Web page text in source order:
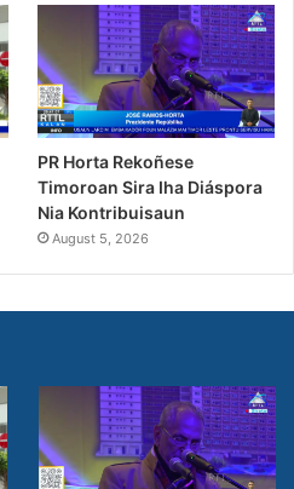
PR Horta Rekoñese
Timoroan Sira Iha Diáspora
Nia Kontribuisaun
August 5, 2026